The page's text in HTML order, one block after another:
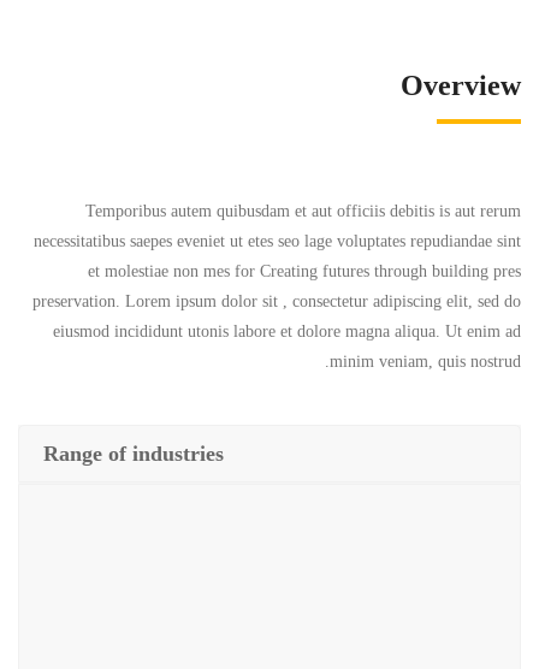
Overview
Temporibus autem quibusdam et aut officiis debitis is aut rerum
necessitatibus saepes eveniet ut etes seo lage voluptates repudiandae sint
et molestiae non mes for Creating futures through building pres
preservation. Lorem ipsum dolor sit , consectetur adipiscing elit, sed do
eiusmod incididunt utonis labore et dolore magna aliqua. Ut enim ad
minim veniam, quis nostrud.
Range of industries